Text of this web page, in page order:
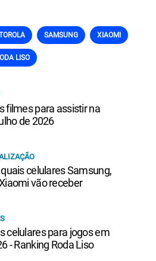
SAMSUNG XIAOMI
LISO
filmes para assistir na
de 2026
celulares Samsung,
vão receber
celulares para jogos em
- Ranking Roda Liso